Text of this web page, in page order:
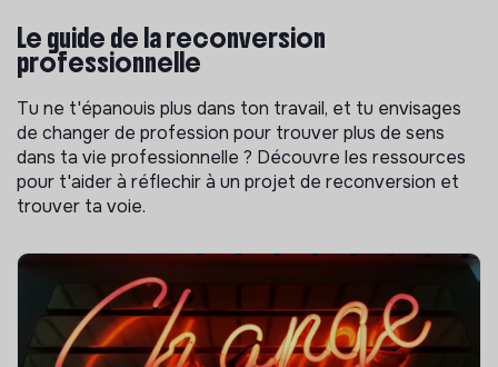
Le guide de la reconversion
professionnelle
Tu ne t'épanouis plus dans ton travail, et tu envisages
de changer de profession pour trouver plus de sens
dans ta vie professionnelle ? Découvre les ressources
pour t'aider à réflechir à un projet de reconversion et
trouver ta voie.